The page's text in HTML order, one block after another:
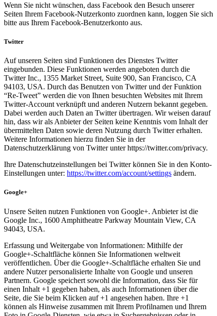
Wenn Sie nicht wünschen, dass Facebook den Besuch unserer
Seiten Ihrem Facebook-Nutzerkonto zuordnen kann, loggen Sie sich
bitte aus Ihrem Facebook-Benutzerkonto aus.
Twitter
Auf unseren Seiten sind Funktionen des Dienstes Twitter
eingebunden. Diese Funktionen werden angeboten durch die
Twitter Inc., 1355 Market Street, Suite 900, San Francisco, CA
94103, USA. Durch das Benutzen von Twitter und der Funktion
“Re-Tweet” werden die von Ihnen besuchten Websites mit Ihrem
Twitter-Account verknüpft und anderen Nutzern bekannt gegeben.
Dabei werden auch Daten an Twitter übertragen. Wir weisen darauf
hin, dass wir als Anbieter der Seiten keine Kenntnis vom Inhalt der
übermittelten Daten sowie deren Nutzung durch Twitter erhalten.
Weitere Informationen hierzu finden Sie in der
Datenschutzerklärung von Twitter unter https://twitter.com/privacy.
Ihre Datenschutzeinstellungen bei Twitter können Sie in den Konto-
Einstellungen unter: https://twitter.com/account/settings ändern.
Google+
Unsere Seiten nutzen Funktionen von Google+. Anbieter ist die
Google Inc., 1600 Amphitheatre Parkway Mountain View, CA
94043, USA.
Erfassung und Weitergabe von Informationen: Mithilfe der
Google+-Schaltfläche können Sie Informationen weltweit
veröffentlichen. Über die Google+-Schaltfläche erhalten Sie und
andere Nutzer personalisierte Inhalte von Google und unseren
Partnern. Google speichert sowohl die Information, dass Sie für
einen Inhalt +1 gegeben haben, als auch Informationen über die
Seite, die Sie beim Klicken auf +1 angesehen haben. Ihre +1
können als Hinweise zusammen mit Ihrem Profilnamen und Ihrem